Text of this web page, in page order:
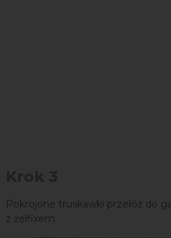
Pokrojone truskawki przełóż do
z żelfixem.